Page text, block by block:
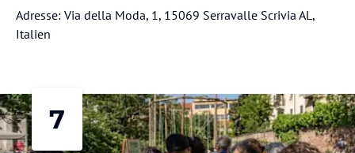
Adresse: Via della Moda, 1, 15069 Serravalle Scrivia AL,
Italien
7